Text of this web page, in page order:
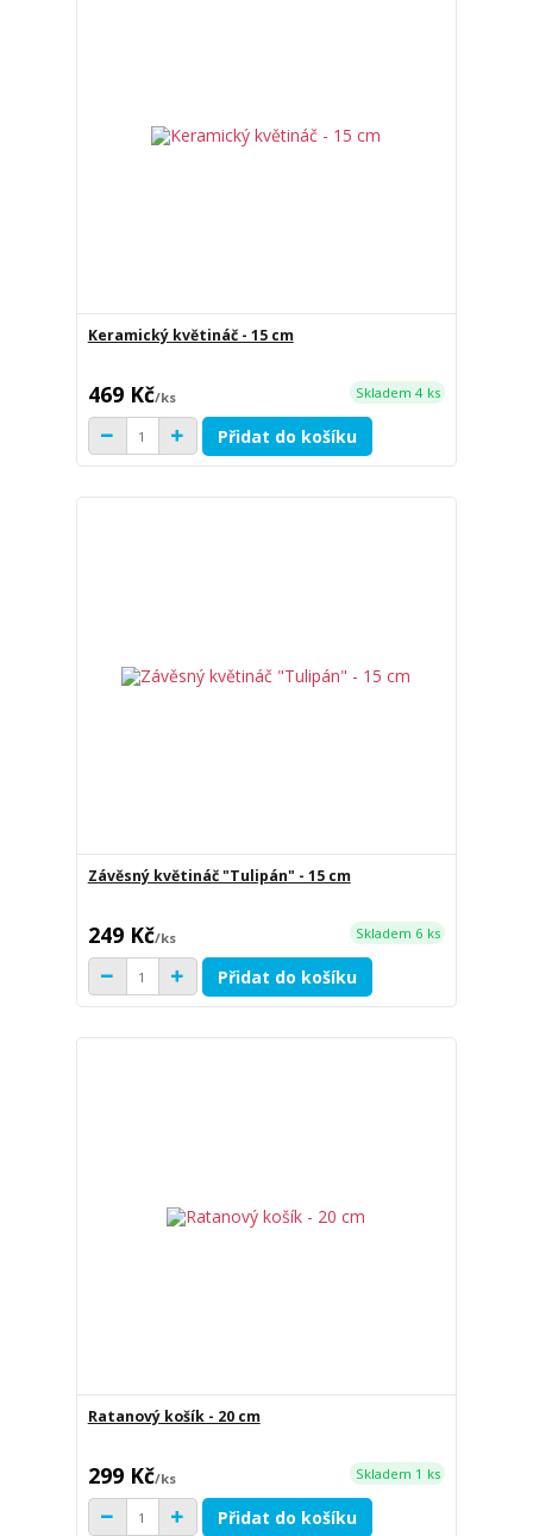
Keramický květináč - 15 cm
469 Kč/ks Skladem 4 ks
Přidat do košíku
Závěsný květináč "Tulipán" - 15 cm
249 Kč/ks Skladem 6 ks
Přidat do košíku
Ratanový košík - 20 cm
299 Kč/ks Skladem 1 ks
Přidat do košíku